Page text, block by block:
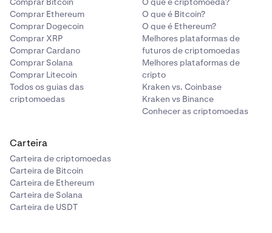
especial; adicione um caráter especial à sua palavra-
passe para continuar. Pode escolher entre os
seguintes carateres:
!"#$%&'()*+,-./:;<=>?@[\]^_`{}~.
Recomendamos a utilização de um gestor de
palavras-passe reconhecido que possa gerar e
recordar uma palavra-passe segura.
•
Recebo a mensagem "As palavras-passe não
correspondem"
Uma das duas palavras-passe que introduziu não
corresponde à outra; preencha novamente ambas as
palavras-passe e certifique-se de que guarda a
Comprar Ethereum
Comprar Dogecoin
Comprar XRP
Comprar Cardano
Comprar Solana
Comprar Litecoin
Todos os guias das
criptomoedas
O que é Bitcoin?
O que é Ethereum?
Melhores plataformas de
futuros de criptomoedas
Melhores plataformas de
cripto
Kraken vs. Coinbase
Kraken vs Binance
Conhecer as criptomoedas
Carteira
Carteira de criptomoedas
Carteira de Bitcoin
Carteira de Ethereum
Carteira de Solana
Carteira de USDT